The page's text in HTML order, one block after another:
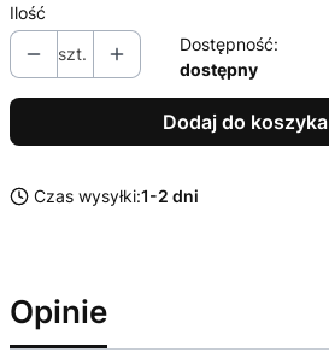
Ilość
szt.
Dostępność:
dostępny
Dodaj do koszyka
Czas wysyłki:1-2 dni
Opinie